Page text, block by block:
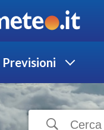
Previsioni